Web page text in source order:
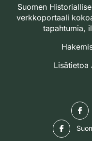
Suomen
verkkoportaali
tapahtumia,
Lisätietoa